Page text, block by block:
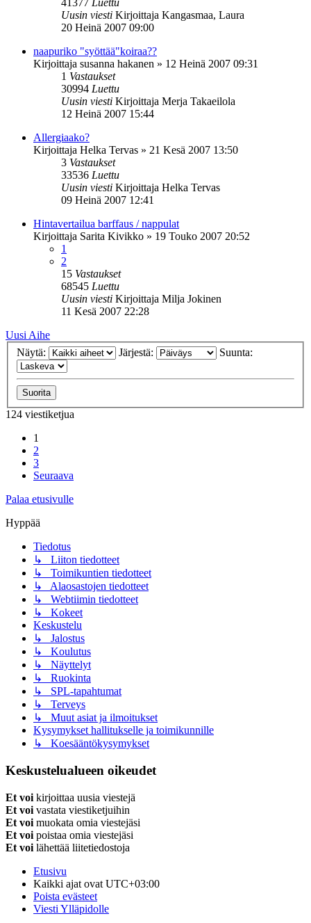
Uusin viesti Kirjoittaja Kangasmaa, Laura
20 Heinä 2007 09:00
naapuriko "syöttää"koiraa??
Kirjoittaja susanna hakanen » 12 Heinä 2007 09:31
1 Vastaukset
30994 Luettu
Uusin viesti Kirjoittaja Merja Takaeilola
12 Heinä 2007 15:44
Allergiaako?
Kirjoittaja Helka Tervas » 21 Kesä 2007 13:50
3 Vastaukset
33536 Luettu
Uusin viesti Kirjoittaja Helka Tervas
09 Heinä 2007 12:41
Hintavertailua barffaus / nappulat
Kirjoittaja Sarita Kivikko » 19 Touko 2007 20:52
1
2
15 Vastaukset
68545 Luettu
Uusin viesti Kirjoittaja Milja Jokinen
11 Kesä 2007 22:28
Uusi Aihe
Näytä:
Järjestä: Suunta:
124 viestiketjua
1
2
3
Seuraava
Palaa etusivulle
Hyppää
Tiedotus
↳ Liiton tiedotteet
↳ Toimikuntien tiedotteet
↳ Alaosastojen tiedotteet
↳ Webtiimin tiedotteet
↳ Kokeet
Keskustelu
↳ Jalostus
↳ Koulutus
↳ Näyttelyt
↳ Ruokinta
↳ SPL-tapahtumat
↳ Terveys
↳ Muut asiat ja ilmoitukset
Kysymykset hallitukselle ja toimikunnille
↳ Koesääntökysymykset
Keskustelualueen oikeudet
Et voi kirjoittaa uusia viestejä
Et voi vastata viestiketjuihin
Et voi muokata omia viestejäsi
Et voi poistaa omia viestejäsi
Et voi lähettää liitetiedostoja
Etusivu
Kaikki ajat ovat UTC+03:00
Poista evästeet
Viesti Ylläpidolle